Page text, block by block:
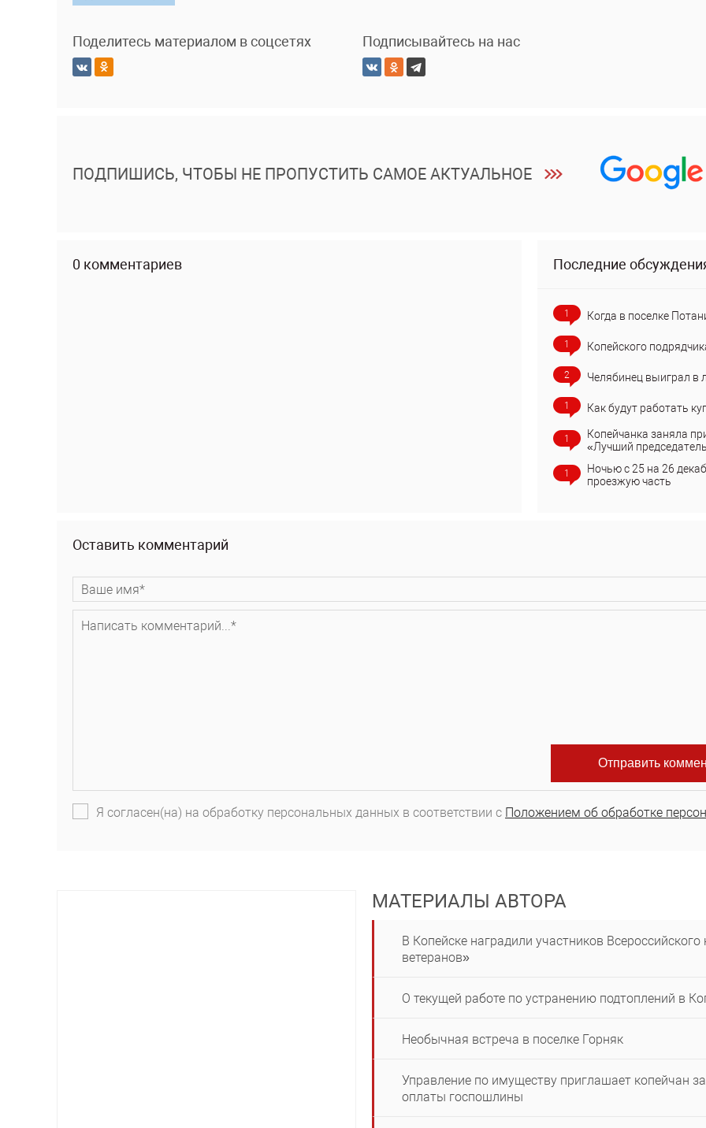
Поделитесь материалом в соцсетях Подписывайтесь на нас
ПОДПИШИСЬ, ЧТОБЫ НЕ ПРОПУСТИТЬ САМОЕ АКТУАЛЬНОЕ
0 комментариев Последние
1 Когда в поселке
1 Копейского
2 Челябинец выиграл в
1 Как будут работать
1
Копейчанка заняла
«Лучший
1
Ночью с 25 на 26
проезжую часть
Оставить комментарий
Я согласен(на) на обработку персональных данных в соответствии с Положением об обработке
МАТЕРИАЛЫ АВТОРА
В Копейске наградили участников
ветеранов»
О текущей работе по устранению подтоплений в
Необычная встреча в поселке Горняк
Управление по имуществу приглашает копейчан
оплаты госпошлины